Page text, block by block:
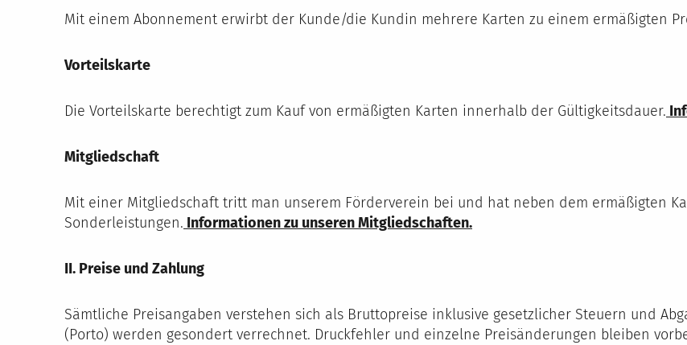
Mit einem Abonnement erwirbt der Kunde/die Kundin mehrere Karten zu einem ermäßigten
Vorteilskarte
Die Vorteilskarte berechtigt zum Kauf von ermäßigten Karten innerhalb der Gültigkeitsdauer.
Mitgliedschaft
Mit einer Mitgliedschaft tritt man unserem Förderverein bei und hat neben dem ermäßigten
Sonderleistungen. Informationen zu unseren Mitgliedschaften.
II. Preise und Zahlung
Sämtliche Preisangaben verstehen sich als Bruttopreise inklusive gesetzlicher Steuern und
(Porto) werden gesondert verrechnet. Druckfehler und einzelne Preisänderungen bleiben